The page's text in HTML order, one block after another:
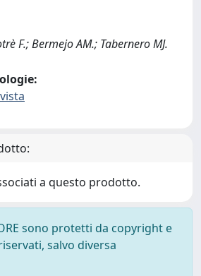
F.; Bermejo AM.; Tabernero MJ.
a questo prodotto.
sono protetti da copyright e
salvo diversa